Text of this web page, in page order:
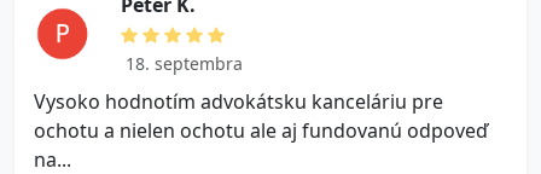
18. septembra
Vysoko hodnotím advokátsku kanceláriu pre
ochotu a nielen ochotu ale aj fundovanú odpoveď
na...